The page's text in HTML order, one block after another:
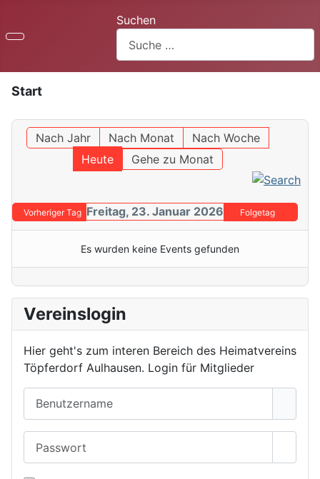
Suchen
Start
Nach Jahr Nach Monat
Nach Woche
Heute
Gehe zu Monat
Vorheriger Tag Freitag, 23. Januar 2026 Folgetag
Es wurden keine Events gefunden
Vereinslogin
Hier geht's zum interen Bereich des Heimatvereins
Töpferdorf Aulhausen. Login für Mitglieder